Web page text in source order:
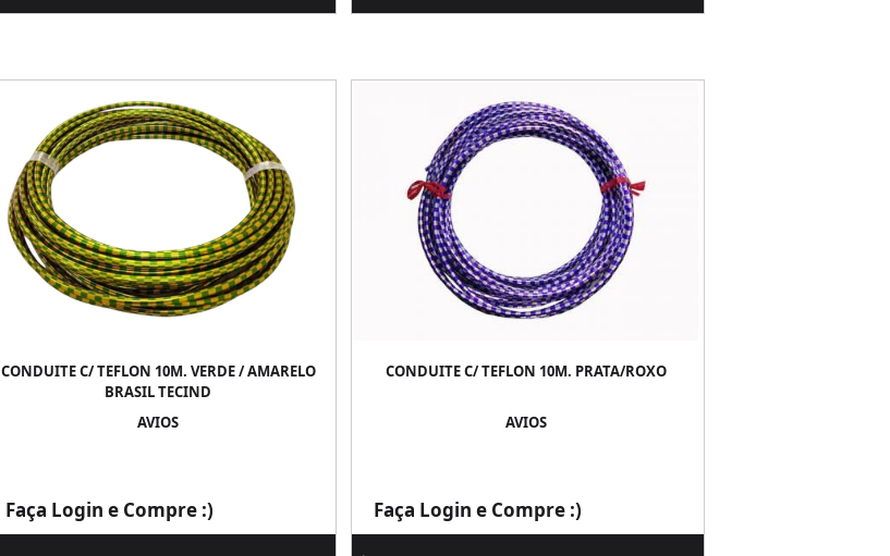
CONDUITE C/ TEFLON 10M. VERDE / AMARELO
BRASIL TECIND
AVIOS
Faça Login e Compre :)
CONDUITE C/ TEFLON 10M. PRATA/ROXO
AVIOS
Faça Login e Compre :)